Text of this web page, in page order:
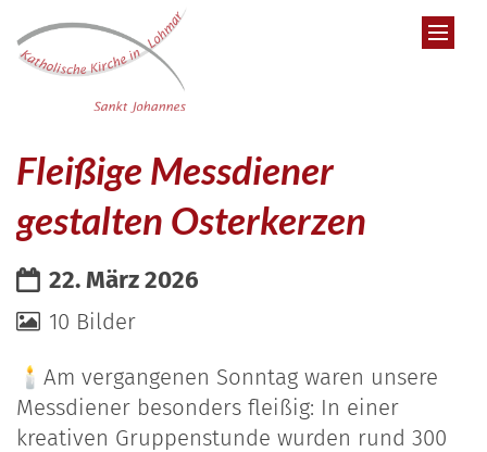
Zum Inhalt springen
Fleißige Messdiener
gestalten Osterkerzen
Datum:
22. März 2026
10 Bilder
🕯️Am vergangenen Sonntag waren unsere
Messdiener besonders fleißig: In einer
kreativen Gruppenstunde wurden rund 300